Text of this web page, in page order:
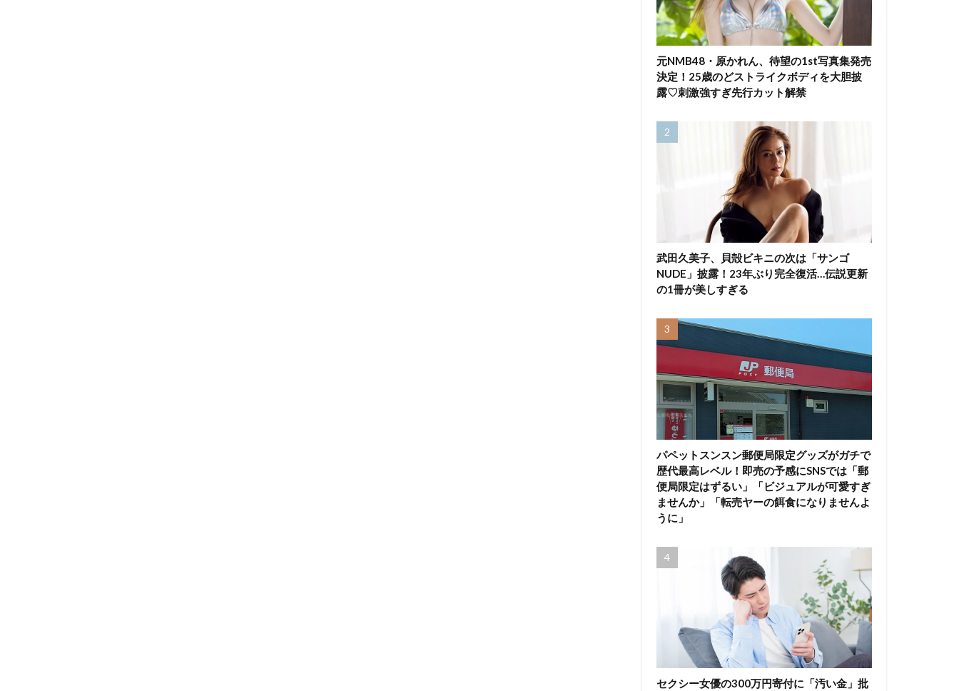
元NMB48・原かれん、待望の1st写真集発売
決定！25歳のどストライクボディを大胆披
露♡刺激強すぎ先行カット解禁
武田久美子、貝殻ビキニの次は「サンゴ
NUDE」披露！23年ぶり完全復活…伝説更新
の1冊が美しすぎる
パペットスンスン郵便局限定グッズがガチで
歴代最高レベル！即売の予感にSNSでは「郵
便局限定はずるい」「ビジュアルが可愛すぎ
ませんか」「転売ヤーの餌食になりませんよ
うに」
セクシー女優の300万円寄付に「汚い金」批